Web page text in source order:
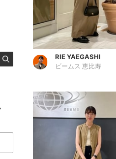
RIE YAEGASHI
ビームス 恵比寿